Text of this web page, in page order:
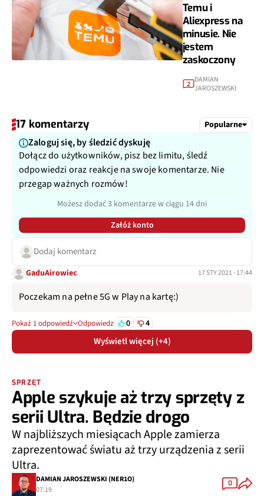
Temu i
Aliexpress na
minusie. Nie
jestem
zaskoczony
2 DAMIAN
JAROSZEWSKI
17 komentarzy Popularne
Zaloguj się, by śledzić dyskuję
Dołącz do użytkowników, pisz bez limitu, śledź
odpowiedzi oraz reakcje na swoje komentarze. Nie
przegap ważnych rozmów!
Możesz dodać 3 komentarze w ciągu 14 dni
Załóż konto
Dodaj komentarz
GaduAirowiec 17 STY 2021 · 17:44
Poczekam na pełne 5G w Play na kartę:)
Pokaż 1 odpowiedź Odpowiedz 0 4
Wyświetl więcej (+4)
SPRZĘT
Apple szykuje aż trzy sprzęty z
serii Ultra. Będzie drogo
W najbliższych miesiącach Apple zamierza
zaprezentować światu aż trzy urządzenia z serii
Ultra.
DAMIAN JAROSZEWSKI (NER1O)
07:19
0